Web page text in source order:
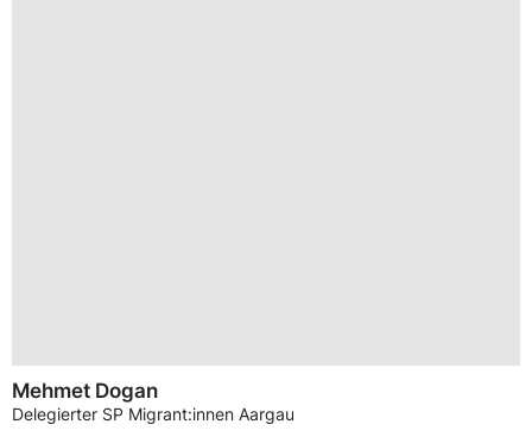
Mehmet Dogan
Delegierter SP Migrant:innen Aargau